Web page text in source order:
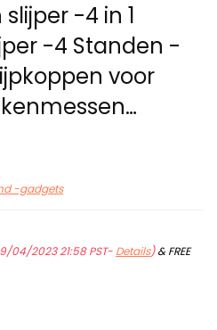
-4 in 1
-4 Standen -
voor
-gadgets
04/2023 21:58 PST- Details)&FREE